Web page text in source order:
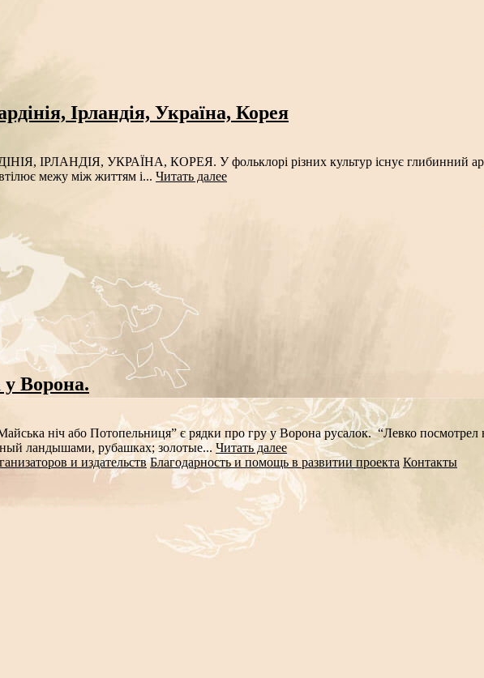
Ірландія, Україна, Корея
ІРЛАНДІЯ, УКРАЇНА, КОРЕЯ. У фольклорі різних культур існує глибинний
межу між життям і... Читать далее
у Ворона.
ніч або Потопельниця” є рядки про гру у Ворона русалок. “Левко
ландышами, рубашках; золотые... Читать далее
и издательств Благодарность и помощь в развитии проекта Контакты